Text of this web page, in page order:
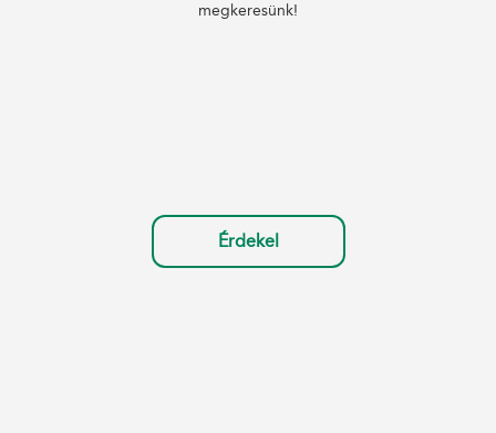
megkeresünk!
Érdekel